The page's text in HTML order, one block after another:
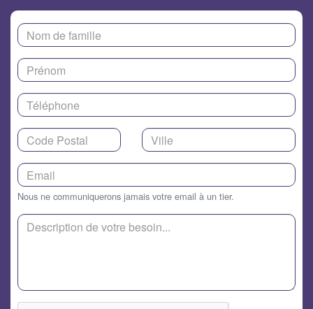
Nous ne communiquerons jamais votre email à un tier.